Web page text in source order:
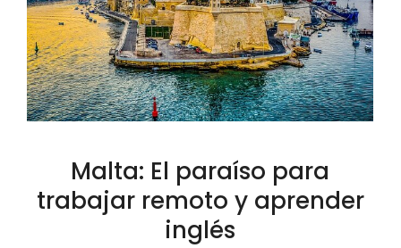
Malta: El paraíso para
trabajar remoto y aprender
inglés